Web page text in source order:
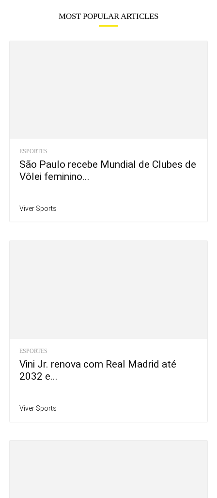
MOST POPULAR ARTICLES
ESPORTES
São Paulo recebe Mundial de Clubes de
Vôlei feminino...
Viver Sports
ESPORTES
Vini Jr. renova com Real Madrid até
2032 e...
Viver Sports